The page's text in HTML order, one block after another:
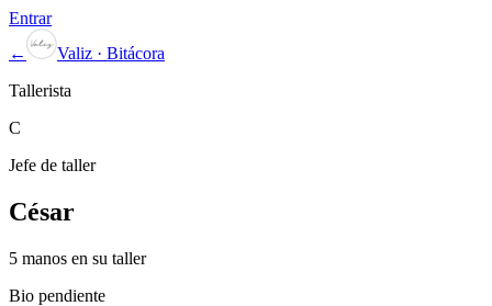
Entrar
←
Valiz · Bitácora
Tallerista
C
Jefe de taller
César
5 manos en su taller
Bio pendiente